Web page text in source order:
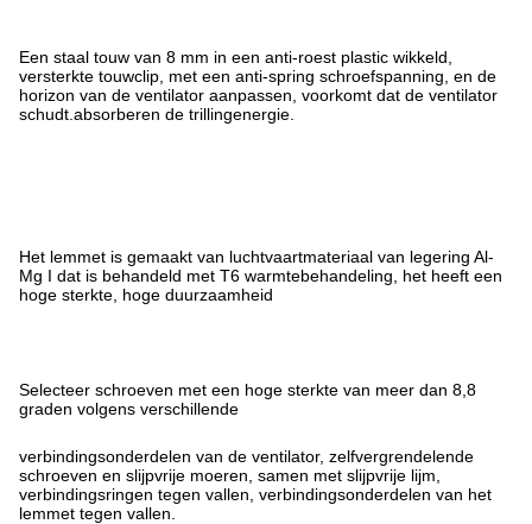
Een staal touw van 8 mm in een anti-roest plastic wikkeld,
versterkte touwclip, met een anti-spring schroefspanning, en de
horizon van de ventilator aanpassen, voorkomt dat de ventilator
schudt.absorberen de trillingenergie.
Het lemmet is gemaakt van luchtvaartmateriaal van legering Al-
Mg I dat is behandeld met T6 warmtebehandeling, het heeft een
hoge sterkte, hoge duurzaamheid
Selecteer schroeven met een hoge sterkte van meer dan 8,8
graden volgens verschillende
verbindingsonderdelen van de ventilator, zelfvergrendelende
schroeven en slijpvrije moeren, samen met slijpvrije lijm,
verbindingsringen tegen vallen, verbindingsonderdelen van het
lemmet tegen vallen.